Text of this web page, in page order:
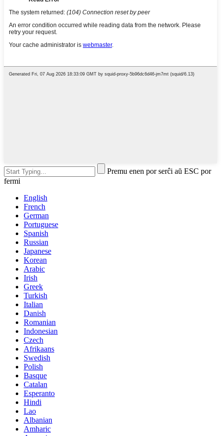
Premu enen por serĉi aŭ ESC por
fermi
English
French
German
Portuguese
Spanish
Russian
Japanese
Korean
Arabic
Irish
Greek
Turkish
Italian
Danish
Romanian
Indonesian
Czech
Afrikaans
Swedish
Polish
Basque
Catalan
Esperanto
Hindi
Lao
Albanian
Amharic